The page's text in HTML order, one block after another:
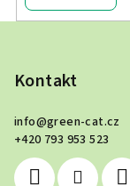
Kontakt
info@green-cat.cz
+420 793 953 523